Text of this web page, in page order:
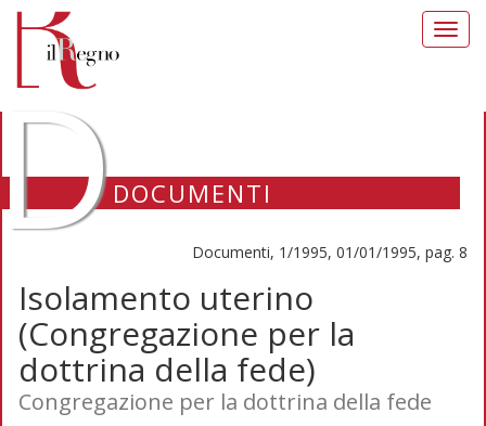
DOCUMENTI
Documenti, 1/1995, 01/01/1995, pag. 8
Isolamento uterino
(Congregazione per la
dottrina della fede)
Congregazione per la dottrina della fede